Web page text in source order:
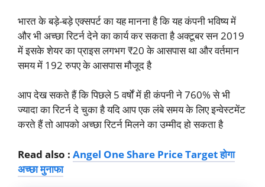
भारत के बड़े-बड़े एक्सपर्ट का यह मानना है कि यह कंपनी भविष्य में
और भी अच्छा रिटर्न देने का कार्य कर सकता है अक्टूबर सन 2019
में इसके शेयर का प्राइस लगभग ₹20 के आसपास था और वर्तमान
समय में 192 रुपए के आसपास मौजूद है
आप देख सकते हैं कि पिछले 5 वर्षों में ही कंपनी ने 760% से भी
ज्यादा का रिटर्न दे चुका है यदि आप एक लंबे समय के लिए इन्वेस्टमेंट
करते हैं तो आपको अच्छा रिटर्न मिलने का उम्मीद हो सकता है
Read also : Angel One Share Price Target होगा
अच्छा मुनाफा